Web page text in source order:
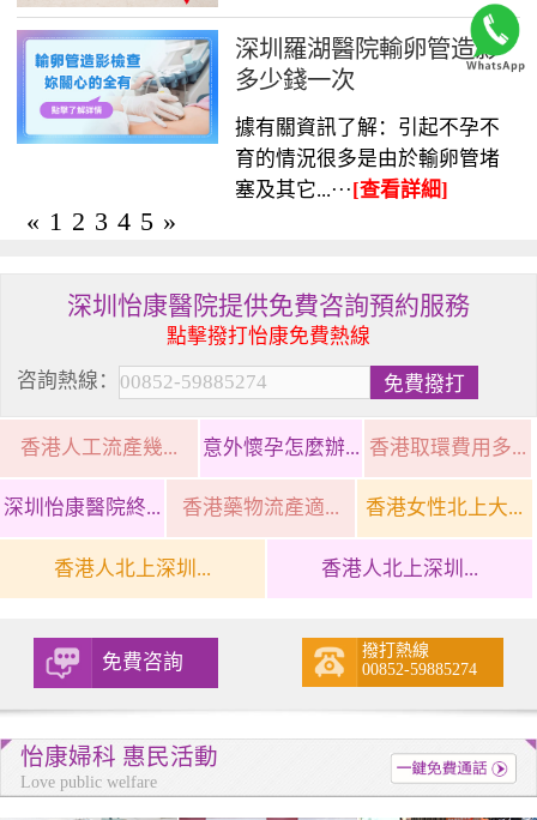
深圳羅湖醫院輸卵管造影
多少錢一次
據有關資訊了解：引起不孕不
育的情況很多是由於輸卵管堵
塞及其它...··· [查看詳細]
« 1 2 3 4 5 »
深圳怡康醫院提供免費咨詢預約服務
點擊撥打怡康免費熱線
咨詢熱線：
香港人工流產幾... 意外懷孕怎麼辦... 香港取環費用多...
深圳怡康醫院終... 香港藥物流產適... 香港女性北上大...
香港人北上深圳... 香港人北上深圳...
免費咨詢
撥打熱線
00852-59885274
怡康婦科 惠民活動
Love public welfare